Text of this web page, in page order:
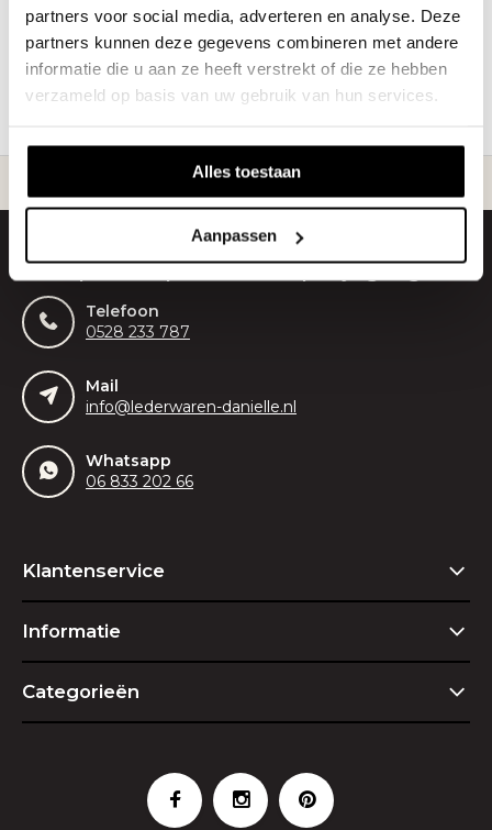
partners voor social media, adverteren en analyse. Deze
partners kunnen deze gegevens combineren met andere
informatie die u aan ze heeft verstrekt of die ze hebben
verzameld op basis van uw gebruik van hun services.
Alles toestaan
Aanpassen
Pagina 1 van 1
Telefoon
0528 233 787
Mail
info@lederwaren-danielle.nl
Whatsapp
06 833 202 66
Klantenservice
Informatie
Categorieën